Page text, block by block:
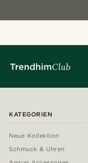
KATEGORIEN
Neue Kollektion
Schmuck & Uhren